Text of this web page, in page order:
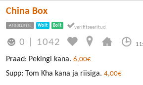
China Box
ANNELINN Wolt Bolt
0 1042
Praad: Pekingi kana. 6,00€
Supp: Tom Kha kana ja riisiga. 4,00€